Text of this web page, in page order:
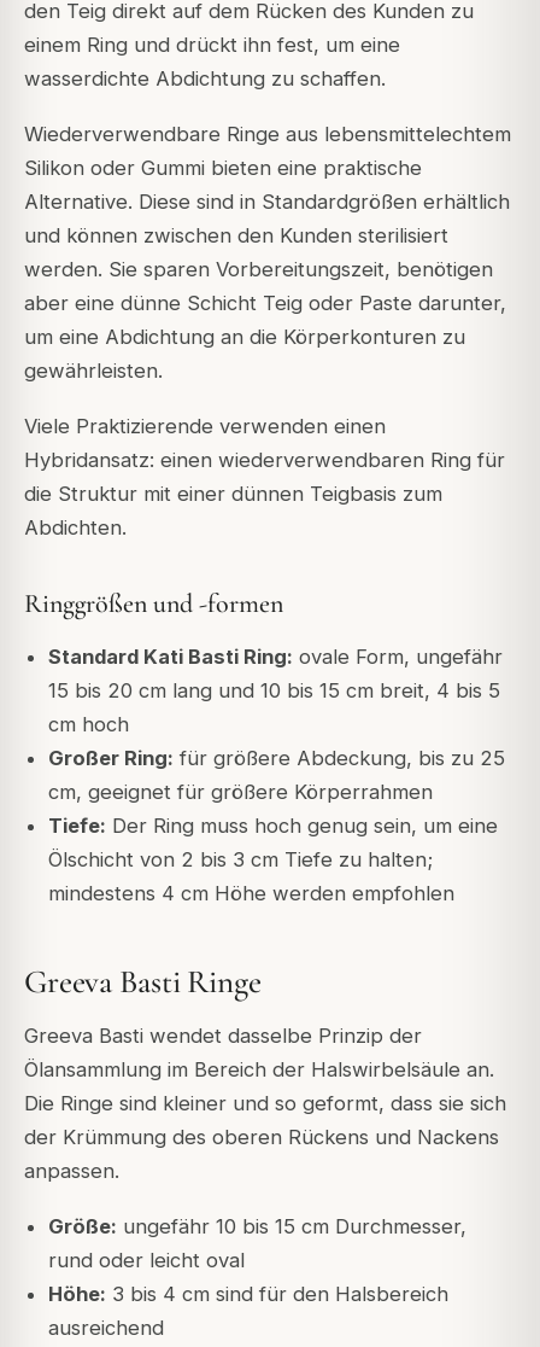
den Teig direkt auf dem Rücken des Kunden zu
einem Ring und drückt ihn fest, um eine
wasserdichte Abdichtung zu schaffen.
Wiederverwendbare Ringe aus lebensmittelechtem
Silikon oder Gummi bieten eine praktische
Alternative. Diese sind in Standardgrößen erhältlich
und können zwischen den Kunden sterilisiert
werden. Sie sparen Vorbereitungszeit, benötigen
aber eine dünne Schicht Teig oder Paste darunter,
um eine Abdichtung an die Körperkonturen zu
gewährleisten.
Viele Praktizierende verwenden einen
Hybridansatz: einen wiederverwendbaren Ring für
die Struktur mit einer dünnen Teigbasis zum
Abdichten.
Ringgrößen und -formen
Standard Kati Basti Ring: ovale Form, ungefähr
15 bis 20 cm lang und 10 bis 15 cm breit, 4 bis 5
cm hoch
Großer Ring: für größere Abdeckung, bis zu 25
cm, geeignet für größere Körperrahmen
Tiefe: Der Ring muss hoch genug sein, um eine
Ölschicht von 2 bis 3 cm Tiefe zu halten;
mindestens 4 cm Höhe werden empfohlen
Greeva Basti Ringe
Greeva Basti wendet dasselbe Prinzip der
Ölansammlung im Bereich der Halswirbelsäule an.
Die Ringe sind kleiner und so geformt, dass sie sich
der Krümmung des oberen Rückens und Nackens
anpassen.
Größe: ungefähr 10 bis 15 cm Durchmesser,
rund oder leicht oval
Höhe: 3 bis 4 cm sind für den Halsbereich
ausreichend